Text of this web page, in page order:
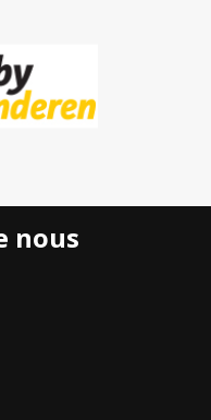
nous